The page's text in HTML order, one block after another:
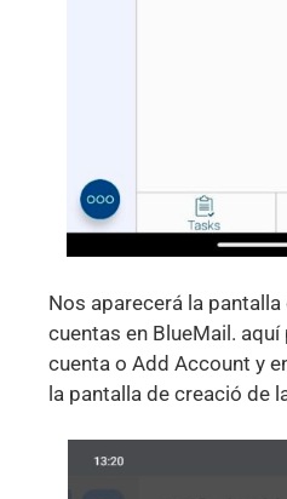
Nos aparecerá la
cuentas en BlueMail.
cuenta o Add Account y
la pantalla de creació de